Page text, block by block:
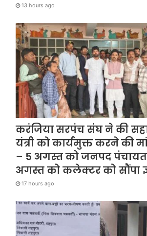
13 hours ago
करंजिया सरपंच संघ ने की
यंत्री को कार्यमुक्त करने की
– 5 अगस्त को जनपद
अगस्त को कलेक्टर को सौंपा
17 hours ago